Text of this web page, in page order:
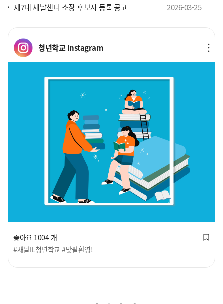
제7대 새날센터 소장 후보자 등록 공고
2026-03-25
청년학교 Instagram
좋아요 1004 개
#새날IL청년학교 #맞팔환영!